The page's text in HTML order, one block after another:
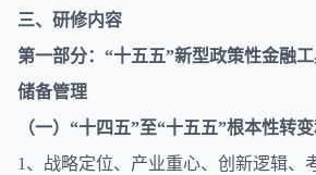
三、研修内容
第一部分：“十五五”新型政策性金融
储备管理
（一）“十四五”至“十五五”根本性转
1、战略定位、产业重心、创新逻辑、